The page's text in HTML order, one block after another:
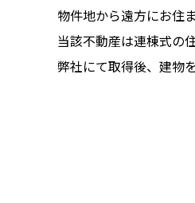
物件地から遠方にお住
当該不動産は連棟式の
弊社にて取得後、建物